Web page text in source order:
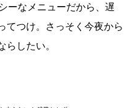
ーなメニューだから、遅
てつけ。さっそく今夜から
したい。